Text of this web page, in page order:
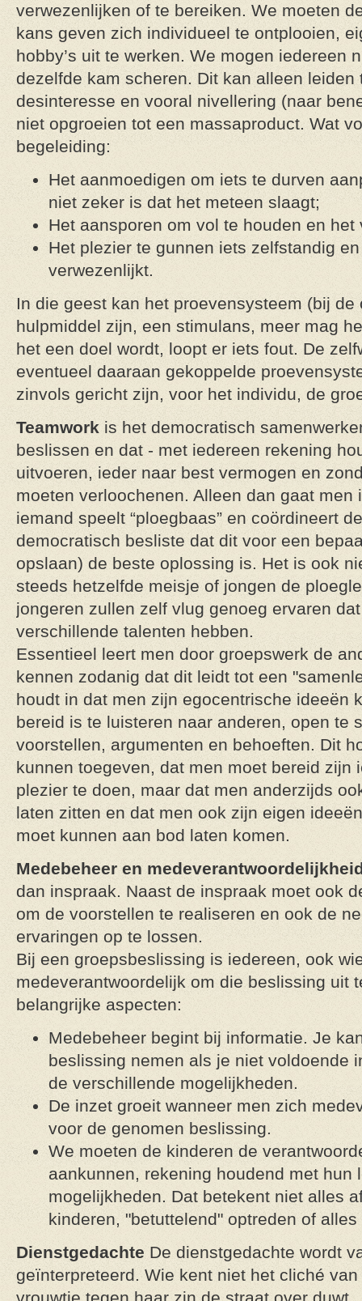
verwezenlijken of te bereiken. We moeten
kans geven zich individueel te ontplooien,
hobby’s uit te werken. We mogen iedereen
dezelfde kam scheren. Dit kan alleen leiden
desinteresse en vooral nivellering (naar
niet opgroeien tot een massaproduct. Wat
begeleiding:
Het aanmoedigen om iets te durven
niet zeker is dat het meteen slaagt;
Het aansporen om vol te houden en
Het plezier te gunnen iets zelfstandig
verwezenlijkt.
In die geest kan het proevensysteem (bij de
hulpmiddel zijn, een stimulans, meer mag
het een doel wordt, loopt er iets fout. De
eventueel daaraan gekoppelde
zinvols gericht zijn, voor het individu, de
Teamwork is het democratisch
beslissen en dat - met iedereen rekening
uitvoeren, ieder naar best vermogen en
moeten verloochenen. Alleen dan gaat men
iemand speelt “ploegbaas” en coördineert
democratisch besliste dat dit voor een
opslaan) de beste oplossing is. Het is ook
steeds hetzelfde meisje of jongen de
jongeren zullen zelf vlug genoeg ervaren
verschillende talenten hebben.
Essentieel leert men door groepswerk de
kennen zodanig dat dit leidt tot een
houdt in dat men zijn egocentrische ideeën
bereid is te luisteren naar anderen, open te
voorstellen, argumenten en behoeften. Dit
kunnen toegeven, dat men moet bereid zijn
plezier te doen, maar dat men anderzijds
laten zitten en dat men ook zijn eigen
moet kunnen aan bod laten komen.
Medebeheer en
dan inspraak. Naast de inspraak moet ook
om de voorstellen te realiseren en ook de
ervaringen op te lossen.
Bij een groepsbeslissing is iedereen, ook
medeverantwoordelijk om die beslissing uit
belangrijke aspecten:
Medebeheer begint bij informatie. Je
beslissing nemen als je niet voldoende
de verschillende mogelijkheden.
De inzet groeit wanneer men zich
voor de genomen beslissing.
We moeten de kinderen de
aankunnen, rekening houdend met hun
mogelijkheden. Dat betekent niet alles
kinderen, "betuttelend" optreden of
Dienstgedachte De dienstgedachte wordt
geïnterpreteerd. Wie kent niet het cliché